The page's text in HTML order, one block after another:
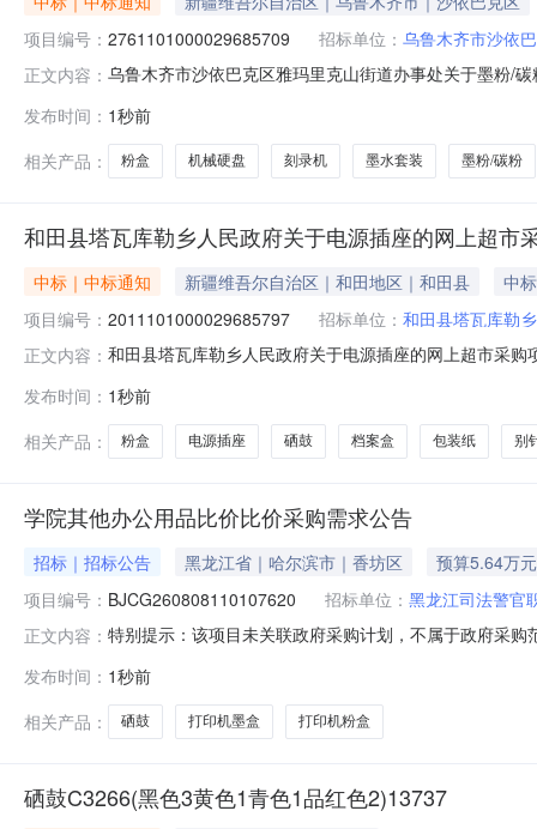
项目编号： 2761101000029685709 招标单位： 乌鲁木齐市沙依
正文内容： 乌鲁木齐市沙依巴克区雅玛里克山街道办事处关于墨粉/
购计划金额（元）:项目所在行政区划编码:650103项目
发布时间： 1秒前
相关产品：
粉盒 机械硬盘 刻录机 墨水套装 墨粉/碳粉
和田县塔瓦库勒乡人民政府关于电源插座的网上超市
中标｜中标通知 新疆维吾尔自治区｜和田地区｜和田县
中
项目编号： 2011101000029685797 招标单位： 和田县塔瓦库勒
正文内容： 和田县塔瓦库勒乡人民政府关于电源插座的网上超市采
在行政区划编码:653221项目所在行政区划名称:新疆维
发布时间： 1秒前
相关产品：
粉盒 电源插座 硒鼓 档案盒 包装纸 别
学院其他办公用品比价比价采购需求公告
招标｜招标公告 黑龙江省｜哈尔滨市｜香坊区
预算5.64万元
项目编号： BJCG260808110107620 招标单位： 黑龙江司法警官
正文内容： 特别提示：该项目未关联政府采购计划，不属于政府采
尔滨市香坊区司法路6号到货时间：合同签订后90个日
修质保
发布时间： 1秒前
相关产品：
硒鼓 打印机墨盒 打印机粉盒
硒鼓C3266(黑色3黄色1青色1品红色2)13737